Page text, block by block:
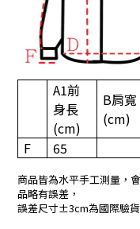
A1前
身長
(cm)
B肩寬
(cm)
F
65
商品皆為水平手工測量，
品略有誤差，
誤差尺寸±3cm為國際驗